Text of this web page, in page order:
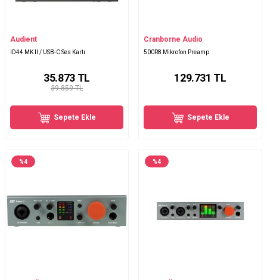
Audient
ID44 MK II / USB-C Ses Kartı
39.859 TL
35.873TL
Sepete Ekle
Cranborne Audio
500R8 Mikrofon Preamp
129.731 TL
Sepete Ekle
%4 %4